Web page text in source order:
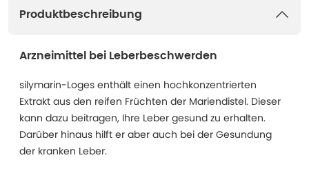
Produktbeschreibung
Arzneimittel bei Leberbeschwerden
silymarin-Loges enthält einen hochkonzentrierten
Extrakt aus den reifen Früchten der Mariendistel. Dieser
kann dazu beitragen, Ihre Leber gesund zu erhalten.
Darüber hinaus hilft er aber auch bei der Gesundung
der kranken Leber.